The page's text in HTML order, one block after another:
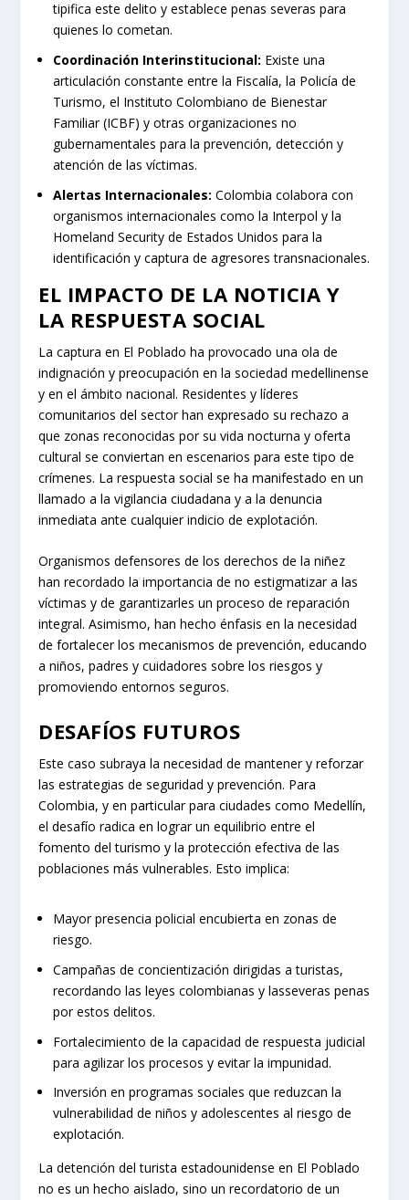
tipifica este delito y establece penas severas para
quienes lo cometan.
Coordinación Interinstitucional: Existe una
articulación constante entre la Fiscalía, la Policía de
Turismo, el Instituto Colombiano de Bienestar
Familiar (ICBF) y otras organizaciones no
gubernamentales para la prevención, detección y
atención de las víctimas.
Alertas Internacionales: Colombia colabora con
organismos internacionales como la Interpol y la
Homeland Security de Estados Unidos para la
identificación y captura de agresores transnacionales.
EL IMPACTO DE LA NOTICIA Y
LA RESPUESTA SOCIAL
La captura en El Poblado ha provocado una ola de
indignación y preocupación en la sociedad medellinense
y en el ámbito nacional. Residentes y líderes
comunitarios del sector han expresado su rechazo a
que zonas reconocidas por su vida nocturna y oferta
cultural se conviertan en escenarios para este tipo de
crímenes. La respuesta social se ha manifestado en un
llamado a la vigilancia ciudadana y a la denuncia
inmediata ante cualquier indicio de explotación.
Organismos defensores de los derechos de la niñez
han recordado la importancia de no estigmatizar a las
víctimas y de garantizarles un proceso de reparación
integral. Asimismo, han hecho énfasis en la necesidad
de fortalecer los mecanismos de prevención, educando
a niños, padres y cuidadores sobre los riesgos y
promoviendo entornos seguros.
DESAFÍOS FUTUROS
Este caso subraya la necesidad de mantener y reforzar
las estrategias de seguridad y prevención. Para
Colombia, y en particular para ciudades como Medellín,
el desafío radica en lograr un equilibrio entre el
fomento del turismo y la protección efectiva de las
poblaciones más vulnerables. Esto implica:
Mayor presencia policial encubierta en zonas de
riesgo.
Campañas de concientización dirigidas a turistas,
recordando las leyes colombianas y lasseveras penas
por estos delitos.
Fortalecimiento de la capacidad de respuesta judicial
para agilizar los procesos y evitar la impunidad.
Inversión en programas sociales que reduzcan la
vulnerabilidad de niños y adolescentes al riesgo de
explotación.
La detención del turista estadounidense en El Poblado
no es un hecho aislado, sino un recordatorio de un